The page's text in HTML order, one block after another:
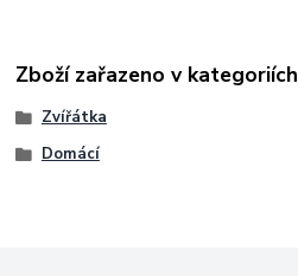
Zboží zařazeno v kategoriích
Zvířátka
Domácí